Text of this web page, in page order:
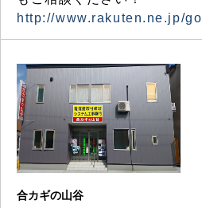
http://www.rakuten.ne.jp/
合カギの山谷